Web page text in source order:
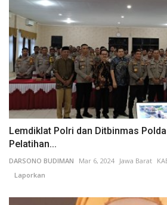
Lemdiklat Polri dan Ditbinmas
Pelatihan...
DARSONO BUDIMAN Mar 6, 2024 Jawa Barat
Laporkan